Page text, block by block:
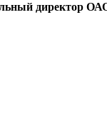
директор